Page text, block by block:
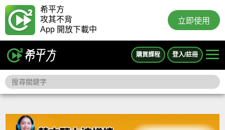
希平方
攻其不背
App 開放下載中
立即使用
購買課程 登入/註冊